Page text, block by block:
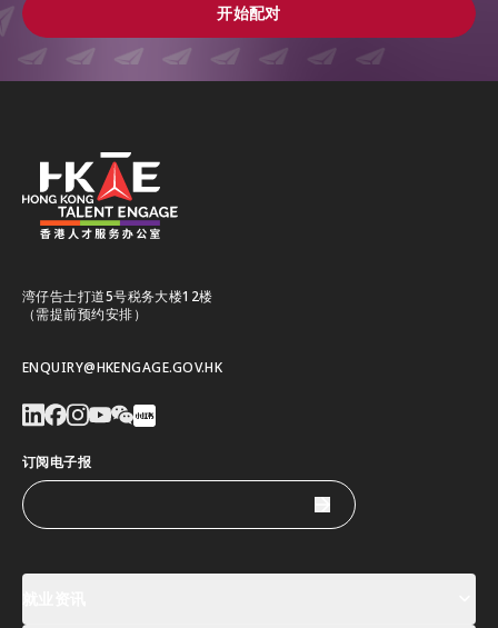
开始配对
开始配对
湾仔告士打道5号税务大楼12楼
（需提前预约安排）
ENQUIRY@HKENGAGE.GOV.HK
订阅电子报